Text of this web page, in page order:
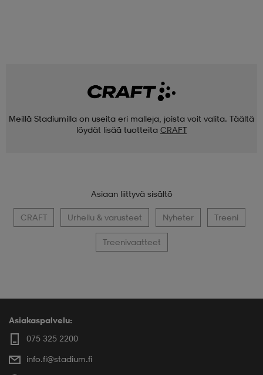
Meillä Stadiumilla on useita eri malleja, joista voit valita. Täältä
löydät lisää tuotteita CRAFT
Asiaan liittyvä sisältö
CRAFT Urheilu & varusteet Nyheter Treeni
Treenivaatteet
Asiakaspalvelu:
075 325 2200
info.fi@stadium.fi